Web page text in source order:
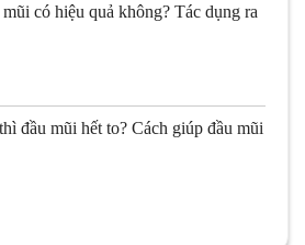
có hiệu quả không? Tác dụng ra
đầu mũi hết to? Cách giúp đầu mũi